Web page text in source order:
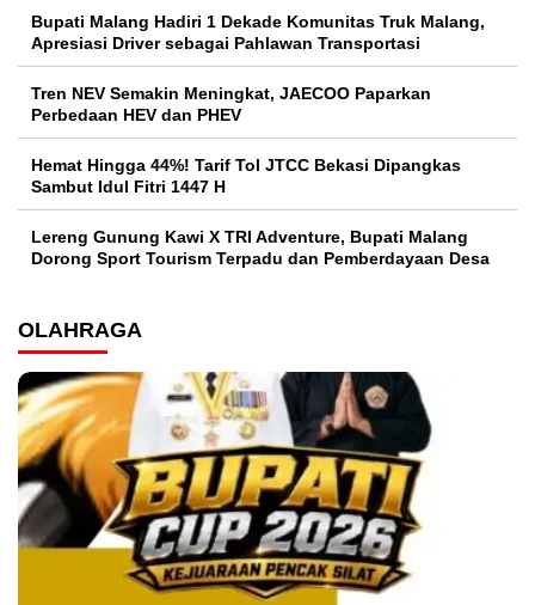
Bupati Malang Hadiri 1 Dekade Komunitas Truk Malang,
Apresiasi Driver sebagai Pahlawan Transportasi
Tren NEV Semakin Meningkat, JAECOO Paparkan
Perbedaan HEV dan PHEV
Hemat Hingga 44%! Tarif Tol JTCC Bekasi Dipangkas
Sambut Idul Fitri 1447 H
Lereng Gunung Kawi X TRI Adventure, Bupati Malang
Dorong Sport Tourism Terpadu dan Pemberdayaan Desa
OLAHRAGA